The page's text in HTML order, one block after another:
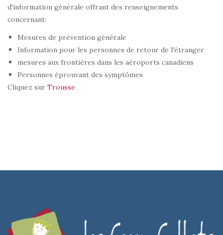
d'information générale offrant des renseignements
concernant:
Mesures de prévention générale
Information pour les personnes de retour de l'étranger
mesures aux frontières dans les aéroports canadiens
Personnes éprouvant des symptômes
Cliquez sur Trousse